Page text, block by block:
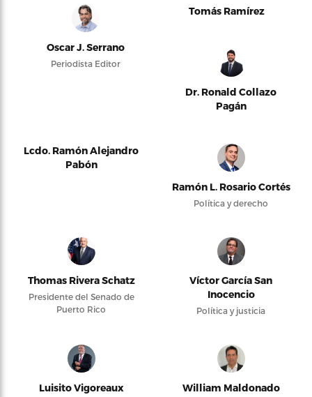
Oscar J. Serrano
Periodista Editor
Tomás Ramírez
Dr. Ronald Collazo
Pagán
Lcdo. Ramón Alejandro
Pabón
Ramón L. Rosario Cortés
Política y derecho
Thomas Rivera Schatz
Presidente del Senado de
Puerto Rico
Víctor García San
Inocencio
Política y justicia
Luisito Vigoreaux William Maldonado